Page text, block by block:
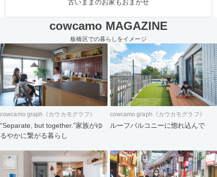
古いままのお家もおまかせ
cowcamo MAGAZINE
板橋区での暮らしをイメージ
cowcamo graph《カウカモグラフ》
“Separate, but together.”家族がゆ
るやかに繋がる暮らし
cowcamo graph《カウカモグラフ》
ルーフバルコニーに惚れ込んで